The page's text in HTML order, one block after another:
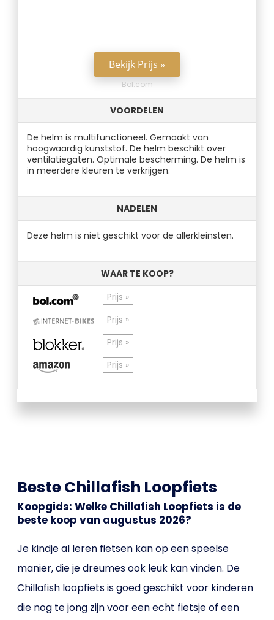
Bekijk Prijs »
Bol.com
VOORDELEN
De helm is multifunctioneel. Gemaakt van
hoogwaardig kunststof. De helm beschikt over
ventilatiegaten. Optimale bescherming. De helm is
in meerdere kleuren te verkrijgen.
NADELEN
Deze helm is niet geschikt voor de allerkleinsten.
WAAR TE KOOP?
Prijs »
Prijs »
Prijs »
Prijs »
Beste Chillafish Loopfiets
Koopgids: Welke Chillafish Loopfiets is de
beste koop van augustus 2026?
Je kindje al leren fietsen kan op een speelse
manier, die je dreumes ook leuk kan vinden. De
Chillafish loopfiets is goed geschikt voor kinderen
die nog te jong zijn voor een echt fietsje of een